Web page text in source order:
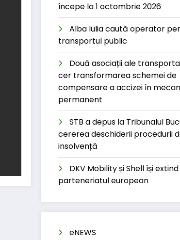
începe la 1 octombrie 2026
Alba Iulia caută operator
transportul public
Două asociații ale
cer transformarea schemei de
compensare a accizei în
permanent
STB a depus la Tribunalul
cererea deschiderii procedurii
insolvență
DKV Mobility și Shell își extind
parteneriatul european
eNEWS